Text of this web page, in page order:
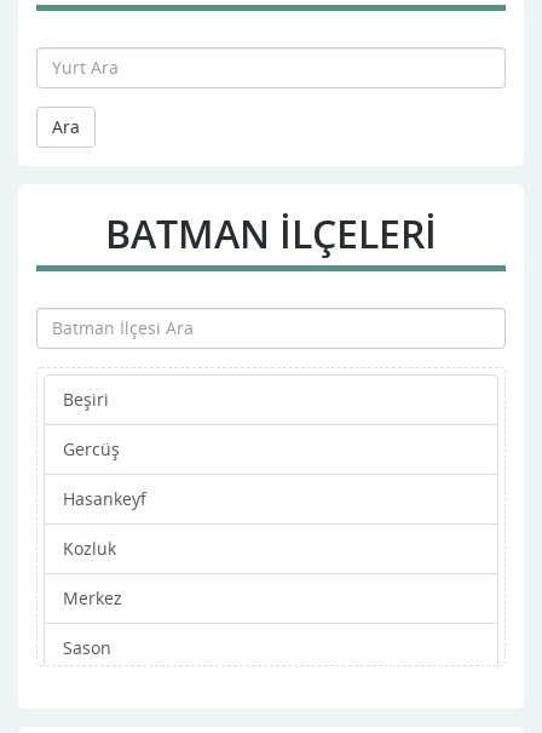
Ara
BATMAN İLÇELERİ
Beşiri
Gercüş
Hasankeyf
Kozluk
Merkez
Sason